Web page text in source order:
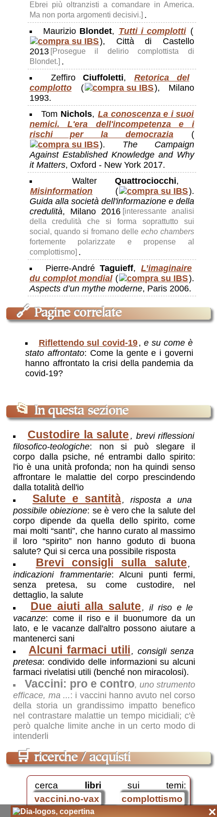
Ebrei più oltranzisti a comandare in America.
Ma non porta argomenti decisivi.] .
Maurizio Blondet, Tutti i complotti (
), Città di Castello
2013
[Prosegue il delirio complottista di
Blondet.] .
ZeffiroCiuffoletti, Retorica del
complotto (
), Milano
1993.
Tom Nichols, La conoscenza e i suoi
nemici. L'era dell'incompetenza e i
rischi per la democrazia (
). The Campaign
Against Established Knowledge and Why
it Matters, Oxford - New York 2017.
Walter Quattrociocchi,
Misinformation
(
).
Guida alla società dell'informazione e della
credulità, Milano 2016 [interessante analisi
della credulità che si forma soprattutto sui
social, quando si fromano delle echo chambers
fortemente polarizzate e propense al
complottismo] .
Pierre-André Taguieff, L’imaginaire
du complot mondial (
).
Aspects d’un mythe moderne, Paris 2006.
🔗 Pagine correlate
Riflettendo sul covid-19, e su come è
stato affrontato: Come la gente e i governi
hanno affrontato la crisi della pandemia da
covid-19?
📂 In questa sezione
Custodire la salute , brevi riflessioni
filosofico-teologiche: non si può slegare il
corpo dalla psiche, né entrambi dallo spirito:
l'io è una unità profonda; non ha quindi senso
affrontare le malattie del corpo prescindendo
dalla totalità dell'io
Salute e santità, risposta a una
possibile obiezione: se è vero che la salute del
corpo dipende da quella dello spirito, come
mai molti “santi”, che hanno curato al massimo
il loro “spirito” non hanno goduto di buona
salute? Qui si cerca una possibile risposta
Brevi consigli sulla salute ,
indicazioni frammentarie: Alcuni punti fermi,
senza pretesa, su come custodire, nel
dettaglio, la salute
Due aiuti alla salute , il riso e le
vacanze: come il riso e il buonumore da un
lato, e le vacanze dall'altro possono aiutare a
mantenerci sani
Alcuni farmaci utili , consigli senza
pretesa: condivido delle informazioni su alcuni
farmaci rivelatisi utili (benché non miracolosi).
Vaccini: pro e contro, uno strumento
efficace, ma ...: i vaccini hanno avuto nel corso
della storia un grandissimo impatto benefico
nel contrastare malattie un tempo micidiali; c'è
però qualche limite anche in un certo modo di
intenderli
🛒 ricerche / acquisti
cerca libri sui temi:
vaccini.no-vax
complottismo
medicina ufficiale
×